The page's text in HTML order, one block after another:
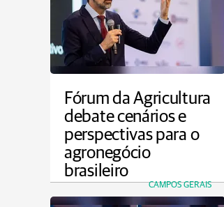
Fórum da Agricultura
debate cenários e
perspectivas para o
agronegócio
brasileiro
CAMPOS GERAIS